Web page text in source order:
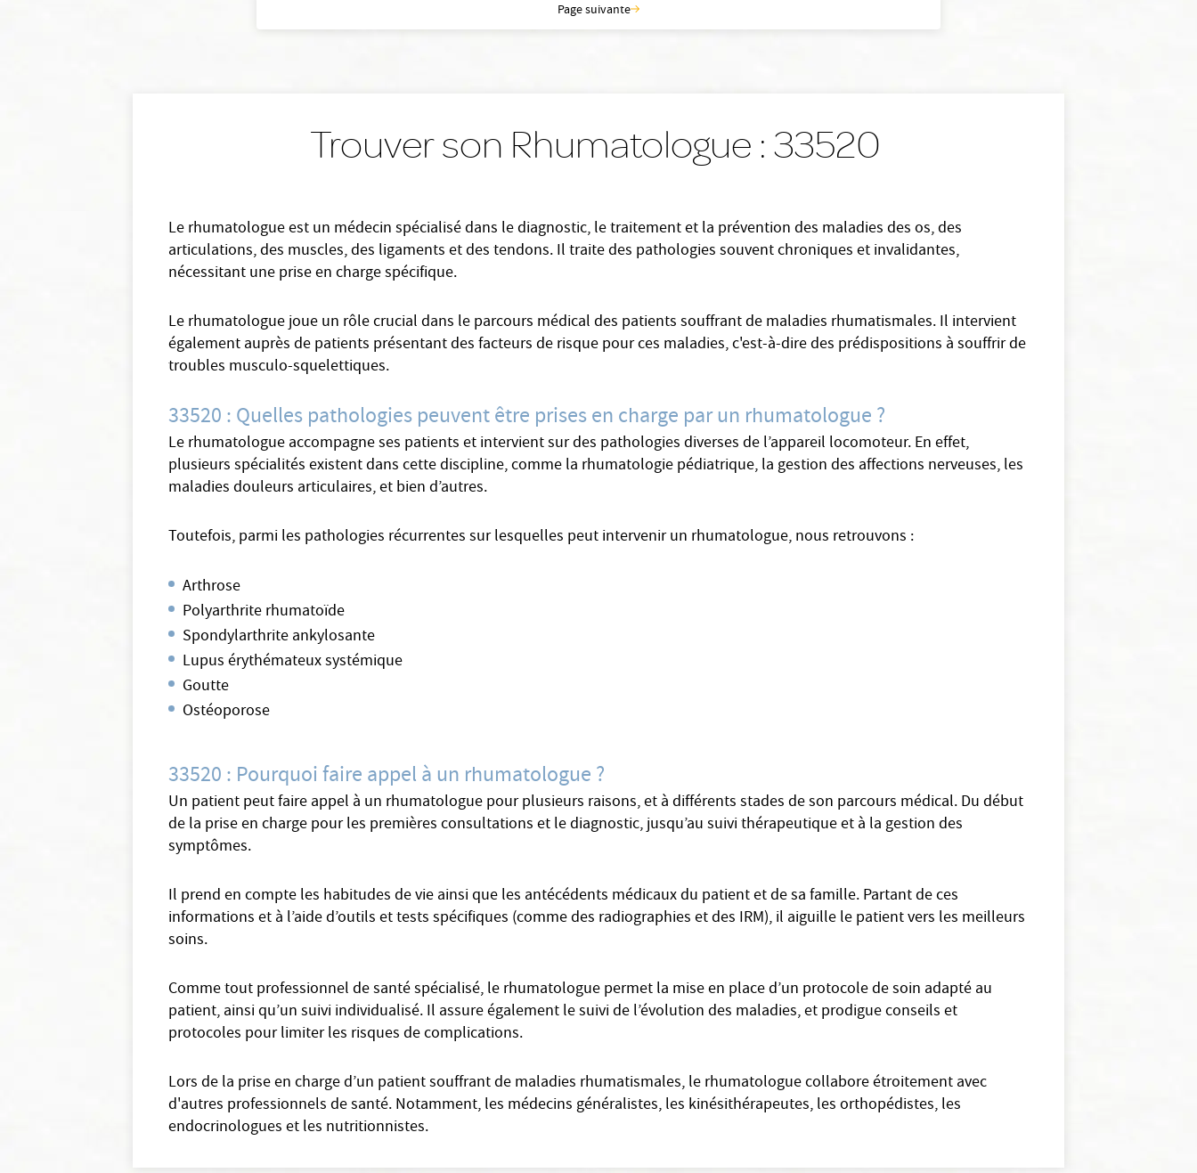
Page suivante
Trouver son Rhumatologue : 33520
Le rhumatologue est un médecin spécialisé dans le diagnostic, le traitement et la prévention des maladies des os, des
articulations, des muscles, des ligaments et des tendons. Il traite des pathologies souvent chroniques et invalidantes,
nécessitant une prise en charge spécifique.
Le rhumatologue joue un rôle crucial dans le parcours médical des patients souffrant de maladies rhumatismales. Il intervient
également auprès de patients présentant des facteurs de risque pour ces maladies, c'est-à-dire des prédispositions à souffrir de
troubles musculo-squelettiques.
33520 : Quelles pathologies peuvent être prises en charge par un rhumatologue ?
Le rhumatologue accompagne ses patients et intervient sur des pathologies diverses de l’appareil locomoteur. En effet,
plusieurs spécialités existent dans cette discipline, comme la rhumatologie pédiatrique, la gestion des affections nerveuses, les
maladies douleurs articulaires, et bien d’autres.
Toutefois, parmi les pathologies récurrentes sur lesquelles peut intervenir un rhumatologue, nous retrouvons :
Arthrose
Polyarthrite rhumatoïde
Spondylarthrite ankylosante
Lupus érythémateux systémique
Goutte
Ostéoporose
33520 : Pourquoi faire appel à un rhumatologue ?
Un patient peut faire appel à un rhumatologue pour plusieurs raisons, et à différents stades de son parcours médical. Du début
de la prise en charge pour les premières consultations et le diagnostic, jusqu’au suivi thérapeutique et à la gestion des
symptômes.
Il prend en compte les habitudes de vie ainsi que les antécédents médicaux du patient et de sa famille. Partant de ces
informations et à l’aide d’outils et tests spécifiques (comme des radiographies et des IRM), il aiguille le patient vers les meilleurs
soins.
Comme tout professionnel de santé spécialisé, le rhumatologue permet la mise en place d’un protocole de soin adapté au
patient, ainsi qu’un suivi individualisé. Il assure également le suivi de l’évolution des maladies, et prodigue conseils et
protocoles pour limiter les risques de complications.
Lors de la prise en charge d’un patient souffrant de maladies rhumatismales, le rhumatologue collabore étroitement avec
d'autres professionnels de santé. Notamment, les médecins généralistes, les kinésithérapeutes, les orthopédistes, les
endocrinologues et les nutritionnistes.